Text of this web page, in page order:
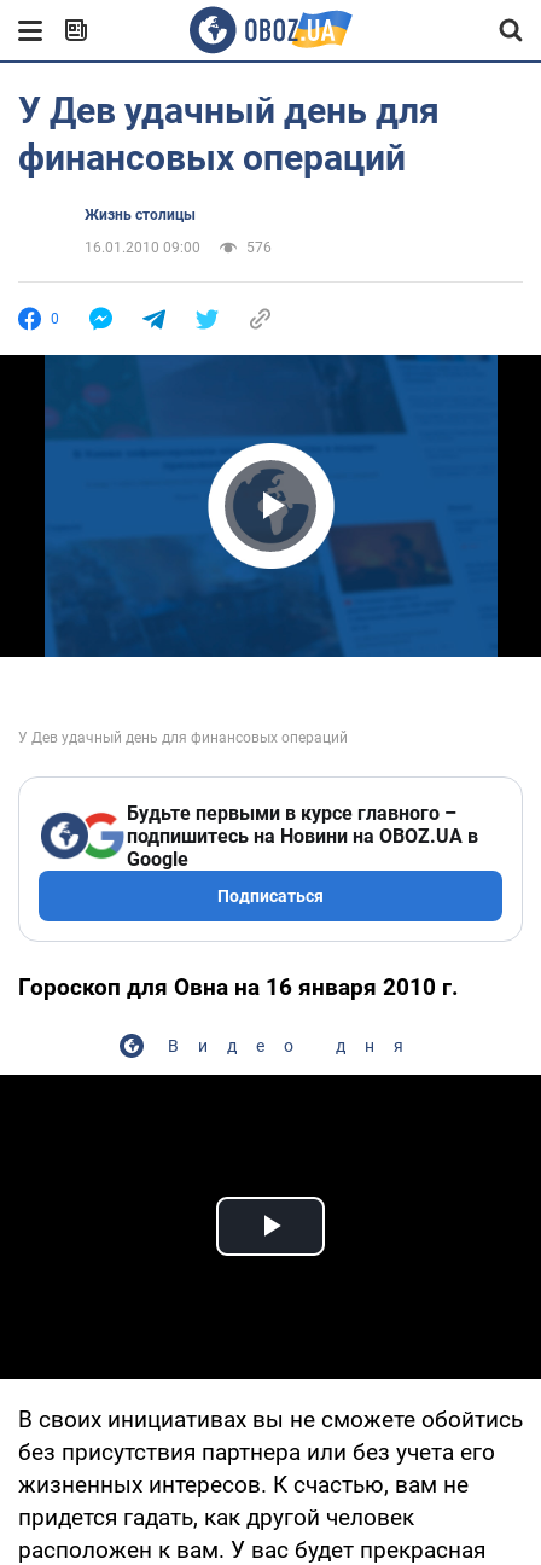
У Дев удачный день для
финансовых операций
Жизнь столицы
16.01.2010 09:00
576
0
Play Video
Будьте первыми в курсе главного –
подпишитесь на Новини на OBOZ.UA в
Google
Подписаться
Гороскоп для Овна на 16 января 2010 г.
Видео дня
Play Video
В своих инициативах вы не сможете обойтись
без присутствия партнера или без учета его
жизненных интересов. К счастью, вам не
придется гадать, как другой человек
расположен к вам. У вас будет прекрасная